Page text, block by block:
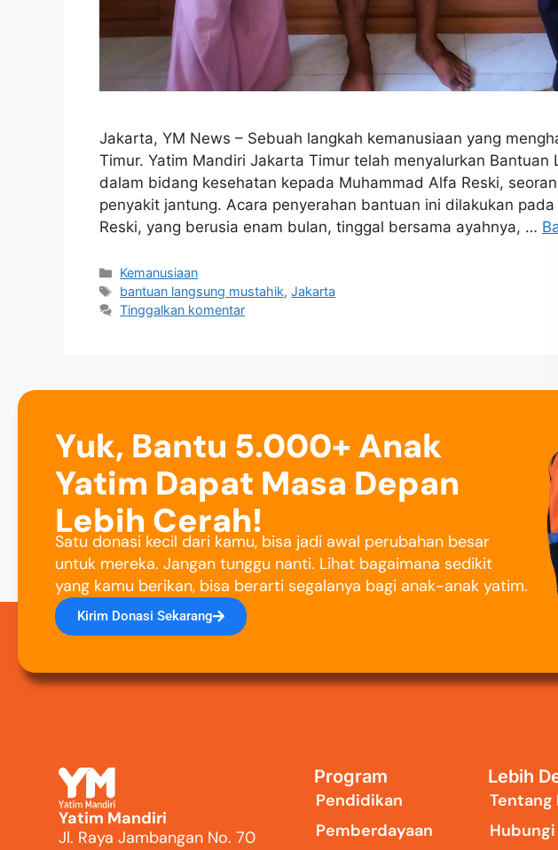
Jakarta, YM News – Sebuah langkah kemanusiaan yang
Timur. Yatim Mandiri Jakarta Timur telah menyalurkan Bantuan
dalam bidang kesehatan kepada Muhammad Alfa Reski,
penyakit jantung. Acara penyerahan bantuan ini dilakukan
Reski, yang berusia enam bulan, tinggal bersama ayahnya, …
Kemanusiaan
bantuan langsung mustahik,Jakarta
Tinggalkan komentar
Yuk, Bantu 5.000+ Anak
Yatim Dapat Masa Depan
Lebih Cerah!
Satu donasi kecil dari kamu, bisa jadi awal perubahan besar
untuk mereka. Jangan tunggu nanti. Lihat bagaimana sedikit
yang kamu berikan, bisa berarti segalanya bagi anak-anak yatim.
Kirim Donasi Sekarang
Yatim Mandiri
Jl. Raya Jambangan No. 70
Program
Pendidikan
Pemberdayaan
Lebih
Tentang
Hubungi